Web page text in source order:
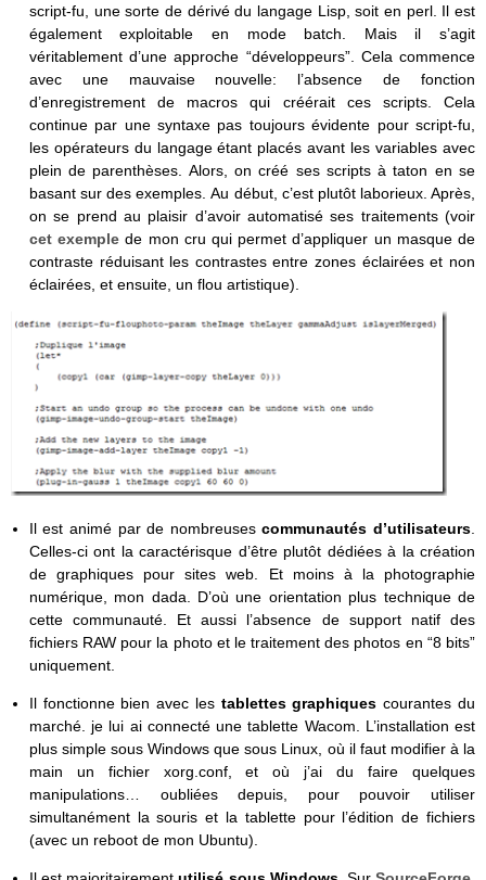
script-fu, une sorte de dérivé du langage Lisp, soit en perl. Il est
également exploitable en mode batch. Mais il s’agit
véritablement d’une approche “développeurs”. Cela commence
avec une mauvaise nouvelle: l’absence de fonction
d’enregistrement de macros qui créérait ces scripts. Cela
continue par une syntaxe pas toujours évidente pour script-fu,
les opérateurs du langage étant placés avant les variables avec
plein de parenthèses. Alors, on créé ses scripts à taton en se
basant sur des exemples. Au début, c’est plutôt laborieux. Après,
on se prend au plaisir d’avoir automatisé ses traitements (voir
cet exemple de mon cru qui permet d’appliquer un masque de
contraste réduisant les contrastes entre zones éclairées et non
éclairées, et ensuite, un flou artistique).
Il est animé par de nombreusescommunautés d’utilisateurs
Celles-ci ont la caractérisque d’être plutôt dédiées à la création
de graphiques pour sites web. Et moins à la photographie
numérique, mon dada. D’où une orientation plus technique de
cette communauté. Et aussi l’absence de support natif des
fichiers RAW pour la photo et le traitement des photos en “8 bits”
uniquement.
Il fonctionne bien avec les tablettes graphiquescourantes du
marché. je lui ai connecté une tablette Wacom. L’installation est
plus simple sous Windows que sous Linux, où il faut modifier à la
main un fichier xorg.conf, et où j’ai du faire quelques
manipulations… oubliées depuis, pour pouvoir utiliser
simultanément la souris et la tablette pour l’édition de fichiers
(avec un reboot de mon Ubuntu).